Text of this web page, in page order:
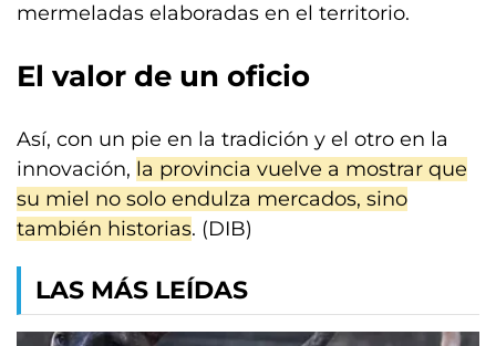
mermeladas elaboradas en el territorio.
El valor de un oficio
Así, con un pie en la tradición y el otro en la
innovación, la provincia vuelve a mostrar que
su miel no solo endulza mercados, sino
también historias. (DIB)
LAS MÁS LEÍDAS